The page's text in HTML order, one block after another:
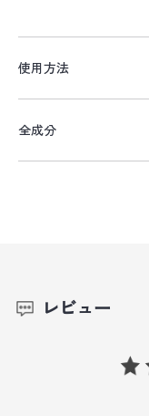
使用方法
全成分
レビュー